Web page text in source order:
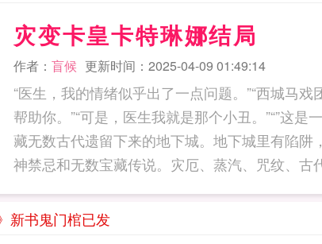
灾变卡皇卡特琳娜结局
作者： 盲候 更新时间：2025-04-09 01:49:14
“医生，我的情绪似乎出了一点问题。”“西城马
帮助你。”“可是，医生我就是那个小丑。”“”这
藏无数古代遗留下来的地下城。地下城里有陷
神禁忌和无数宝藏传说。灾厄、蒸汽、咒纹、
面具的宝藏猎人在黑暗中独行。他是Joker季寻
新书鬼门棺已发